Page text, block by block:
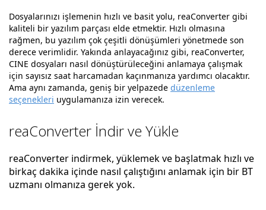
Dosyalarınızı işlemenin hızlı ve basit yolu, reaConverter gibi
kaliteli bir yazılım parçası elde etmektir. Hızlı olmasına
rağmen, bu yazılım çok çeşitli dönüşümleri yönetmede son
derece verimlidir. Yakında anlayacağınız gibi, reaConverter,
CINE dosyaları nasıl dönüştürüleceğini anlamaya çalışmak
için sayısız saat harcamadan kaçınmanıza yardımcı olacaktır.
Ama aynı zamanda, geniş bir yelpazede düzenleme
seçenekleri uygulamanıza izin verecek.
reaConverter İndir ve Yükle
reaConverter indirmek, yüklemek ve başlatmak hızlı ve
birkaç dakika içinde nasıl çalıştığını anlamak için bir BT
uzmanı olmanıza gerek yok.